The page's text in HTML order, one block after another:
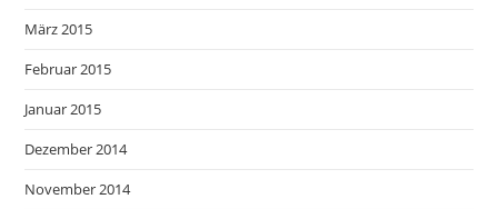
März 2015
Februar 2015
Januar 2015
Dezember 2014
November 2014